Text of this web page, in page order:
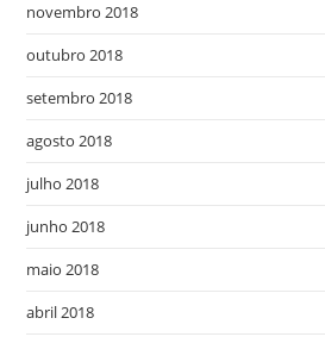
novembro 2018
outubro 2018
setembro 2018
agosto 2018
julho 2018
junho 2018
maio 2018
abril 2018